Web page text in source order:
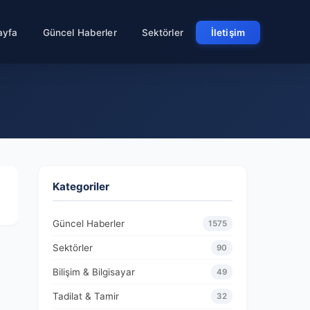
Güncel Haberler Sektörler İletişim
Kategoriler
Güncel Haberler 1575
Sektörler 90
Bilişim & Bilgisayar 49
Tadilat & Tamir 32